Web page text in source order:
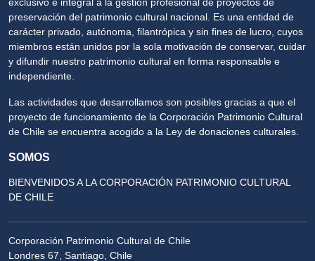
preservación del patrimonio cultural nacional. Es una entidad de
carácter privado, autónoma, filantrópica y sin fines de lucro, cuyos
miembros están unidos por la sola motivación de conservar, cuidar
y difundir nuestro patrimonio cultural en forma responsable e
independiente.
Las actividades que desarrollamos son posibles gracias a que el
proyecto de funcionamiento de la Corporación Patrimonio Cultural
de Chile se encuentra acogido a la Ley de donaciones culturales.
SOMOS
BIENVENIDOS A LA CORPORACIÓN PATRIMONIO CULTURAL
DE CHILE
Corporación Patrimonio Cultural de Chile
Londres 67, Santiago, Chile